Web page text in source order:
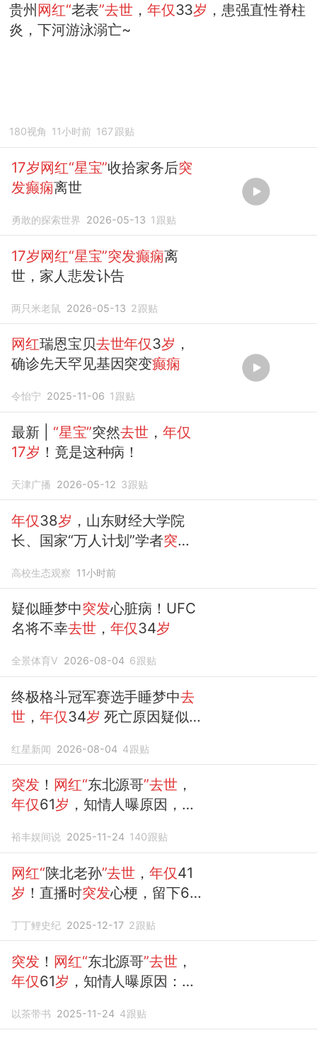
贵州 网红“老表”去世， 年仅33岁 ，患强直性脊柱
炎，下河游泳溺亡~
180视角 11小时前 167 跟贴
17岁网红“星宝”收拾家务后突
发癫痫离世
勇敢的探索世界 2026-05-13 1 跟贴
17岁网红“星宝”突发癫痫离
世，家人悲发讣告
两只米老鼠 2026-05-13 2跟贴
网红瑞恩宝贝去世年仅3岁 ，
确诊先天罕见基因突变癫痫
令怡宁 2025-11-06 1 跟贴
最新 | “星宝”突然去世， 年仅
17岁 ！竟是这种病！
天津广播 2026-05-12 3跟贴
年仅38岁 ，山东财经大学院
长、国家“万人计划”学者突发
高校生态观察 11小时前
疑似睡梦中突发心脏病！UFC
名将不幸去世， 年仅34岁
全景体育V 2026-08-04 6跟贴
终极格斗冠军赛选手睡梦中去
世 ，年仅34岁 死亡原因疑似
红星新闻 2026-08-04 4跟贴
突发 ！ 网红“东北源哥”去世，
年仅61岁 ，知情人曝原因，酒
裕丰娱间说 2025-11-24 140跟贴
网红“陕北老孙”去世 ，年仅41
岁 ！直播时突发心梗，留下6
丁丁鲤史纪 2025-12-17 2跟贴
突发 ！ 网红“东北源哥”去世，
年仅61岁 ，知情人曝原因：酒
以茶带书 2025-11-24 4跟贴